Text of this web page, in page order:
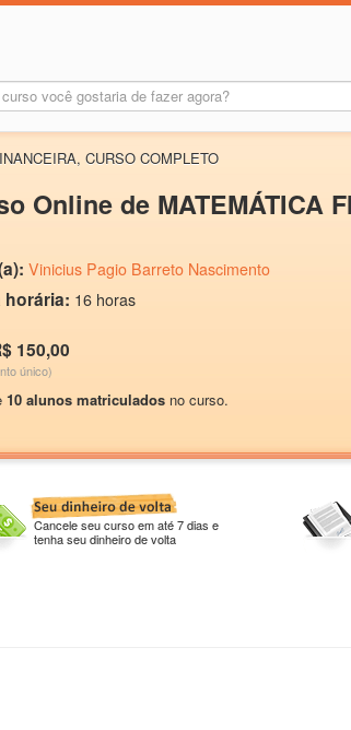
CURSO COMPLETO
Online de MATEMÁTICA
Vinicius Pagio Barreto Nascimento
horária: 16 horas
150,00
único)
10 alunos matriculados no curso.
Cancele seu curso em até 7 dias e
tenha seu dinheiro de volta